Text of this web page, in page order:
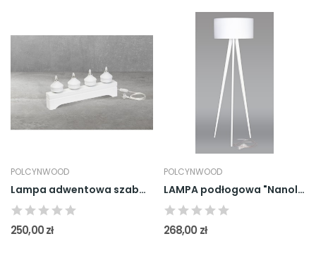
POLCYNWOOD
Lampa adwentowa szabasowa świecznik świąteczny...
250,00 zł
POLCYNWOOD
LAMPA podłogowa "Nanola" Biała
268,00 zł